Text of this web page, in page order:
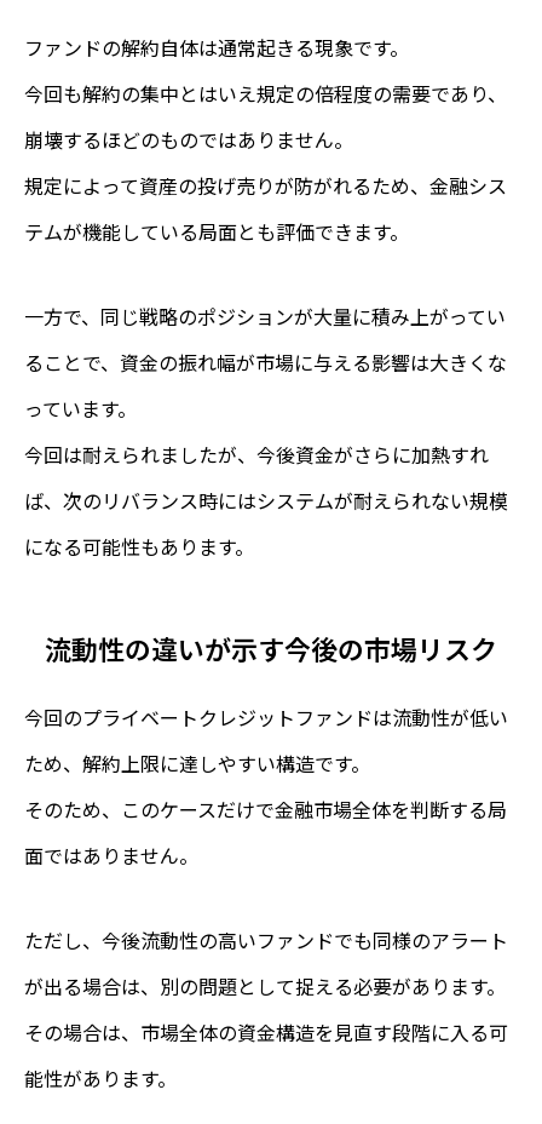
ファンドの解約自体は通常起きる現象です。
今回も解約の集中とはいえ規定の倍程度の需要であり、
崩壊するほどのものではありません。
規定によって資産の投げ売りが防がれるため、金融シス
テムが機能している局面とも評価できます。
一方で、同じ戦略のポジションが大量に積み上がってい
ることで、資金の振れ幅が市場に与える影響は大きくな
っています。
今回は耐えられましたが、今後資金がさらに加熱すれ
ば、次のリバランス時にはシステムが耐えられない規模
になる可能性もあります。
流動性の違いが示す今後の市場リスク
今回のプライベートクレジットファンドは流動性が低い
ため、解約上限に達しやすい構造です。
そのため、このケースだけで金融市場全体を判断する局
面ではありません。
ただし、今後流動性の高いファンドでも同様のアラート
が出る場合は、別の問題として捉える必要があります。
その場合は、市場全体の資金構造を見直す段階に入る可
能性があります。